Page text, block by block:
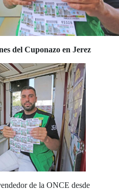
del Cuponazo en Jerez
de la ONCE desde